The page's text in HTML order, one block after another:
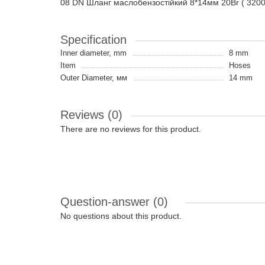
08 DN Шланг маслобензостійкий 8*14мм 20Br (
Specification
Inner diameter, mm
8 mm
Item
Hoses
Outer Diameter, мм
14 mm
Reviews (0)
There are no reviews for this product.
Question-answer (0)
No questions about this product.